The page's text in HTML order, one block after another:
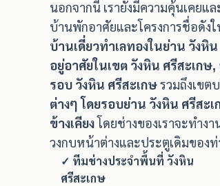
นอกจากนี้ เรายังมีความคุ้นเคยแ
บ้านพักอาศัยและโครงการชื่อดัง
บ้านเดี่ยวทำเลทองในย่าน วังหิ
อยู่อาศัยในเขต วังหิน ศรีสะเก
รอบ วังหิน ศรีสะเกษรวมถึงเขต
ต่างๆ โดยรอบย่าน วังหิน ศรีสะ
ข้างเคียงโดยช่างของเราจะทำง
วงกบหน้าต่างและประตูเดิมขอ
✓ ทีมช่างประจำพื้นที่ วังหิน
ศรีสะเกษ